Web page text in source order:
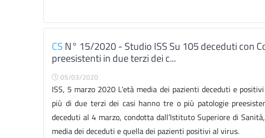
CSN° 15/2020 - Studio ISS Su 105 deceduti con
preesistenti in due terzi dei c...
05/03/2020
ISS, 5 marzo 2020 L’età media dei pazienti deceduti e
più di due terzi dei casi hanno tre o più patologie
deceduti al 4 marzo, condotta dall’Istituto Superiore di
media dei deceduti e quella dei pazienti positivi al virus.